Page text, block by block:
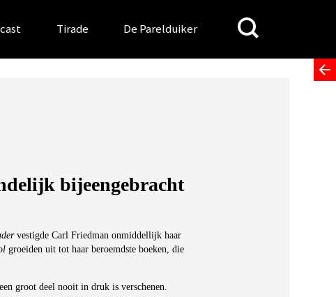
Tirade De Parelduiker
Search
for:
bijeengebracht
vestigde Carl Friedman onmiddellijk haar
groeiden uit tot haar beroemdste boeken, die
groot deel nooit in druk is verschenen.